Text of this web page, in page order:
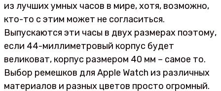
из лучших умных часов в мире, хотя, возможно,
кто-то с этим может не согласиться.
Выпускаются эти часы в двух размерах поэтому,
если 44-миллиметровый корпус будет
великоват, корпус размером 40 мм – самое то.
Выбор ремешков для Apple Watch из различных
материалов и разных цветов просто огромный.